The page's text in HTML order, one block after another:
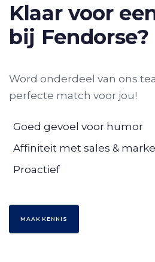
Klaar voor
bij Fendorse?
Word onderdeel van ons
perfecte match voor jou!
Goed gevoel voor humor
Affiniteit met sales &
Proactief
MAAK KENNI S